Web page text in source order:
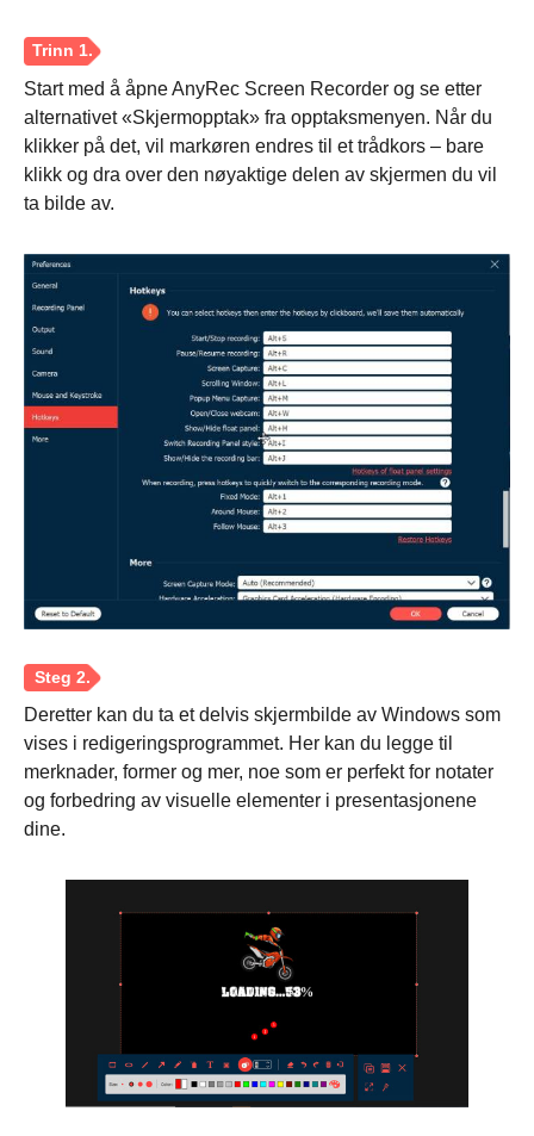
Start med å åpne AnyRec Screen Recorder og se etter
alternativet «Skjermopptak» fra opptaksmenyen. Når du
klikker på det, vil markøren endres til et trådkors – bare
klikk og dra over den nøyaktige delen av skjermen du vil
ta bilde av.
Deretter kan du ta et delvis skjermbilde av Windows som
vises i redigeringsprogrammet. Her kan du legge til
merknader, former og mer, noe som er perfekt for notater
og forbedring av visuelle elementer i presentasjonene
dine.